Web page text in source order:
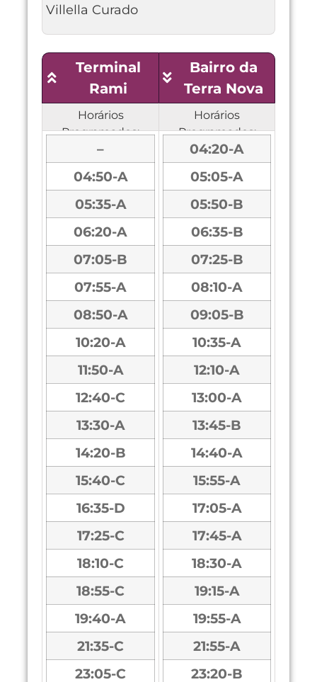
Villella Curado
Terminal
Rami
Bairro da
Terra Nova
Horários
Programados:
Horários
Programados:
–
04:50-A
05:35-A
06:20-A
07:05-B
07:55-A
08:50-A
10:20-A
11:50-A
12:40-C
13:30-A
14:20-B
15:40-C
16:35-D
17:25-C
18:10-C
18:55-C
19:40-A
21:35-C
23:05-C
04:20-A
05:05-A
05:50-B
06:35-B
07:25-B
08:10-A
09:05-B
10:35-A
12:10-A
13:00-A
13:45-B
14:40-A
15:55-A
17:05-A
17:45-A
18:30-A
19:15-A
19:55-A
21:55-A
23:20-B